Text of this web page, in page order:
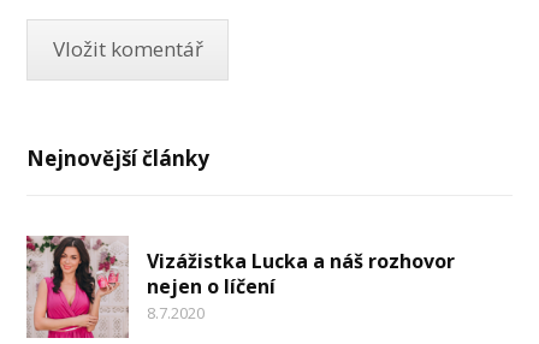
Nejnovější články
Vizážistka Lucka a náš rozhovor
nejen o líčení
8.7.2020